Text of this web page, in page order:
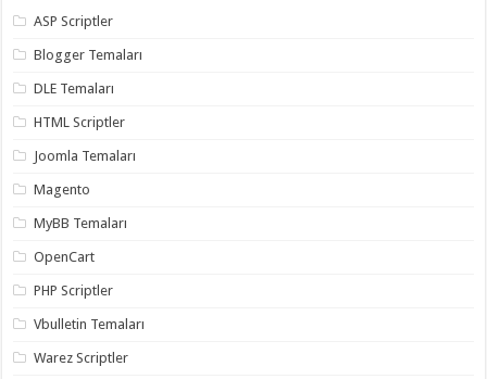
taşıma,
evden
taşımacılık,
gaziantep
organizasyon
gaziantep
organizasyon,
gaziantep
organizasyon
gaziantep
gaziantep
gaziantep
gaziantep
twitter
hilesi ,
ASP Scriptler
Blogger Temaları
DLE Temaları
HTML Scriptler
Joomla Temaları
Magento
MyBB Temaları
OpenCart
PHP Scriptler
Vbulletin Temaları
Warez Scriptler